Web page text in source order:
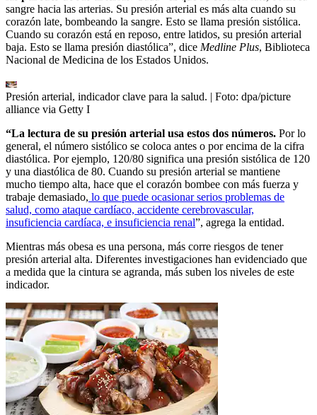
sangre hacia las arterias. Su presión arterial es más alta cuando su
corazón late, bombeando la sangre. Esto se llama presión sistólica.
Cuando su corazón está en reposo, entre latidos, su presión arterial
baja. Esto se llama presión diastólica”, dice Medline Plus, Biblioteca
Nacional de Medicina de los Estados Unidos.
Presión arterial, indicador clave para la salud. | Foto: dpa/picture
alliance via Getty I
“La lectura de su presión arterial usa estos dos números. Por lo
general, el número sistólico se coloca antes o por encima de la cifra
diastólica. Por ejemplo, 120/80 significa una presión sistólica de 120
y una diastólica de 80. Cuando su presión arterial se mantiene
mucho tiempo alta, hace que el corazón bombee con más fuerza y
trabaje demasiado, lo que puede ocasionar serios problemas de
salud, como ataque cardíaco, accidente cerebrovascular,
insuficiencia cardíaca, e insuficiencia renal”, agrega la entidad.
Mientras más obesa es una persona, más corre riesgos de tener
presión arterial alta. Diferentes investigaciones han evidenciado que
a medida que la cintura se agranda, más suben los niveles de este
indicador.